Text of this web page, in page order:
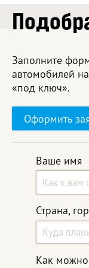
Заполните
автомобилей
«под ключ».
Ваше имя
Страна,
Как можно
Оформить